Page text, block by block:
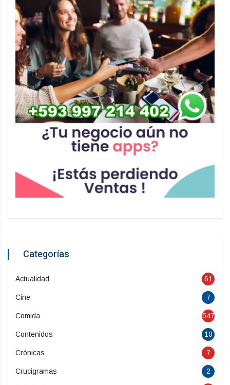
Categorías
Actualidad 61
Cine 7
Comida 547
Contenidos 10
Crónicas 7
Crucigramas 2